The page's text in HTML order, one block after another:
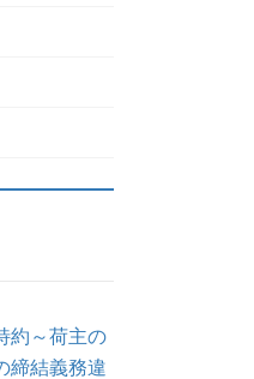
約～荷主の
締結義務違